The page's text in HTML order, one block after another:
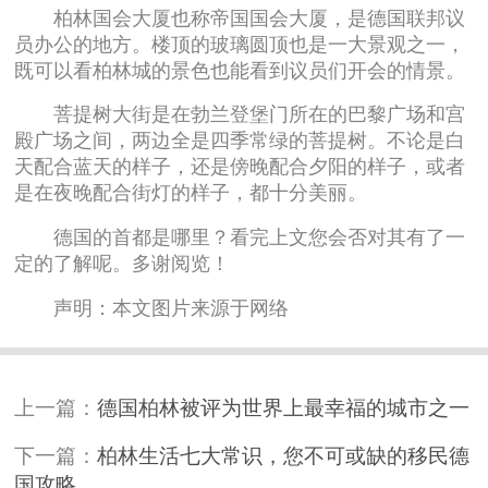
柏林国会大厦也称帝国国会大厦，是德国联邦议
员办公的地方。楼顶的玻璃圆顶也是一大景观之一，
既可以看柏林城的景色也能看到议员们开会的情景。
菩提树大街是在勃兰登堡门所在的巴黎广场和宫
殿广场之间，两边全是四季常绿的菩提树。不论是白
天配合蓝天的样子，还是傍晚配合夕阳的样子，或者
是在夜晚配合街灯的样子，都十分美丽。
德国的首都是哪里？看完上文您会否对其有了一
定的了解呢。多谢阅览！
声明：本文图片来源于网络
上一篇：德国柏林被评为世界上最幸福的城市之一
下一篇：柏林生活七大常识，您不可或缺的移民德